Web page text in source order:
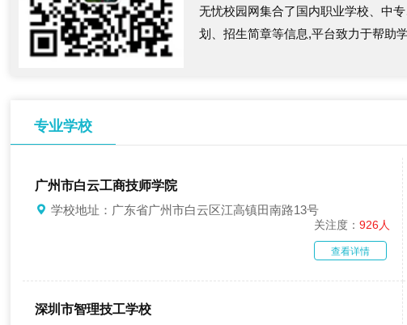
无忧校园网集合了国内职业学校、中
划、招生简章等信息,平台致力于帮助
专业学校
广州市白云工商技师学院
学校地址：广东省广州市白云区江高镇田南路13号
关注度： 926人
查看详情
深圳市智理技工学校